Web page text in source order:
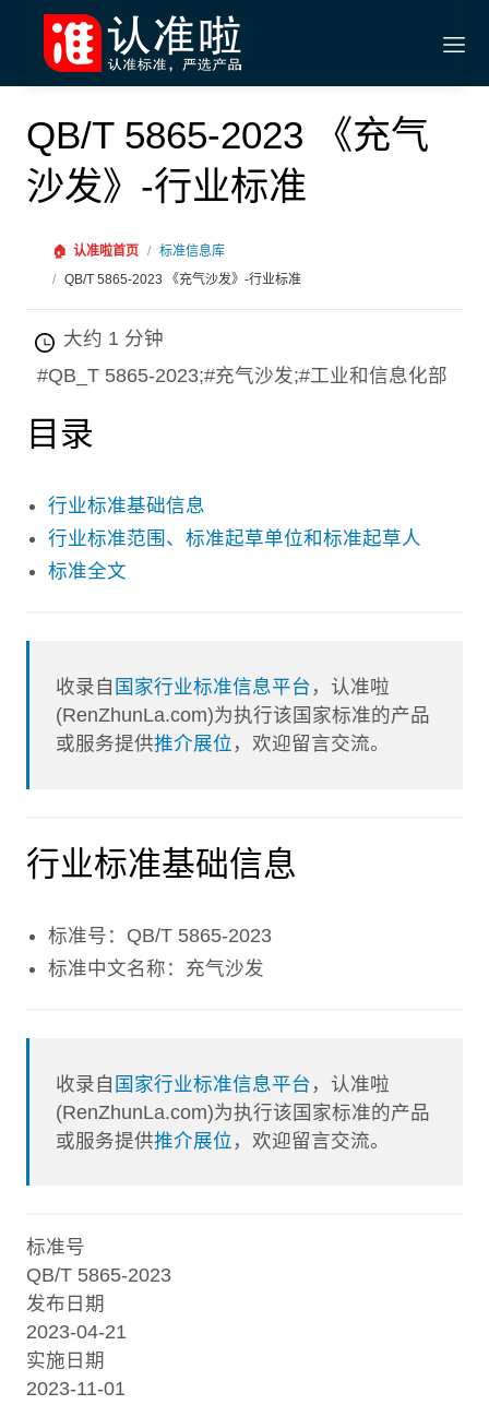
QB/T 5865-2023 《充气
沙发》-行业标准
🏠 认准啦首页 / 标准信息库
/ QB/T 5865-2023 《充气沙发》-行业标准
大约 1 分钟
#QB_T 5865-2023;#充气沙发;#工业和信息化部
目录
行业标准基础信息
行业标准范围、标准起草单位和标准起草人
标准全文
收录自 国家行业标准信息平台 ，认准啦
(RenZhunLa.com)为执行该国家标准的产品
或服务提供推介展位 ，欢迎留言交流。
行业标准基础信息
标准号：QB/T 5865-2023
标准中文名称：充气沙发
收录自 国家行业标准信息平台 ，认准啦
(RenZhunLa.com)为执行该国家标准的产品
或服务提供推介展位 ，欢迎留言交流。
标准号
QB/T 5865-2023
发布日期
2023-04-21
实施日期
2023-11-01